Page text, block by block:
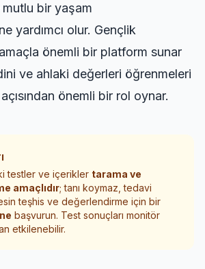
bir yaşam
yardımcı olur. Gençlik
önemli bir platform sunar
ve ahlaki değerleri öğrenmeleri
önemli bir rol oynar.
testler ve içerikler tarama ve
amaçlıdır; tanı koymaz, tedavi
teşhis ve değerlendirme için bir
başvurun. Test sonuçları monitör
etkilenebilir.